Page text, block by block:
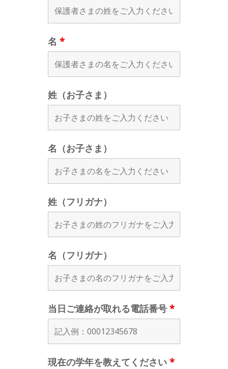
名 *
姓（お子さま）
名（お子さま）
姓（フリガナ）
名（フリガナ）
当日ご連絡が取れる電話番号 *
現在の学年を教えてください *